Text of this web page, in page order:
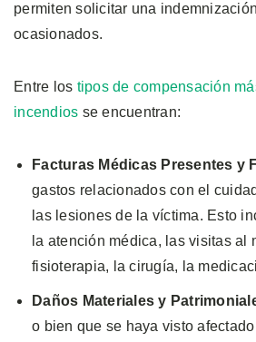
permiten solicitar una
ocasionados.
Entre los tipos de compensación
incendios se encuentran:
Facturas Médicas Presentes y
gastos relacionados con el
las lesiones de la víctima. Esto
la atención médica, las visitas al
fisioterapia, la cirugía, la
Daños Materiales y
o bien que se haya visto